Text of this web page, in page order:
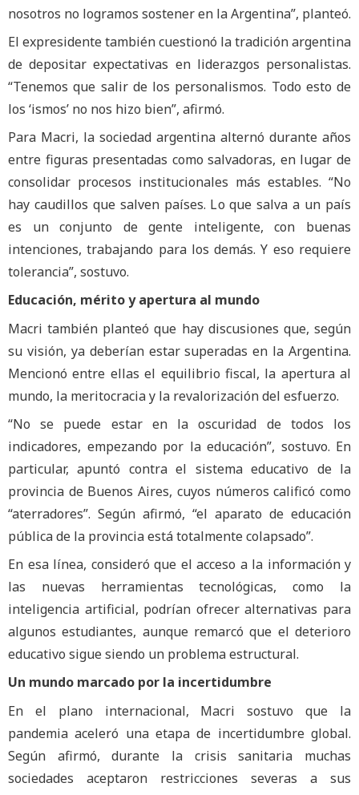
nosotros no logramos sostener en la Argentina”, planteó.
El expresidente también cuestionó la tradición argentina
de depositar expectativas en liderazgos personalistas.
“Tenemos que salir de los personalismos. Todo esto de
los ‘ismos’ no nos hizo bien”, afirmó.
Para Macri, la sociedad argentina alternó durante años
entre figuras presentadas como salvadoras, en lugar de
consolidar procesos institucionales más estables. “No
hay caudillos que salven países. Lo que salva a un país
es un conjunto de gente inteligente, con buenas
intenciones, trabajando para los demás. Y eso requiere
tolerancia”, sostuvo.
Educación, mérito y apertura al mundo
Macri también planteó que hay discusiones que, según
su visión, ya deberían estar superadas en la Argentina.
Mencionó entre ellas el equilibrio fiscal, la apertura al
mundo, la meritocracia y la revalorización del esfuerzo.
“No se puede estar en la oscuridad de todos los
indicadores, empezando por la educación”, sostuvo. En
particular, apuntó contra el sistema educativo de la
provincia de Buenos Aires, cuyos números calificó como
“aterradores”. Según afirmó, “el aparato de educación
pública de la provincia está totalmente colapsado”.
En esa línea, consideró que el acceso a la información y
las nuevas herramientas tecnológicas, como la
inteligencia artificial, podrían ofrecer alternativas para
algunos estudiantes, aunque remarcó que el deterioro
educativo sigue siendo un problema estructural.
Un mundo marcado por la incertidumbre
En el plano internacional, Macri sostuvo que la
pandemia aceleró una etapa de incertidumbre global.
Según afirmó, durante la crisis sanitaria muchas
sociedades aceptaron restricciones severas a sus